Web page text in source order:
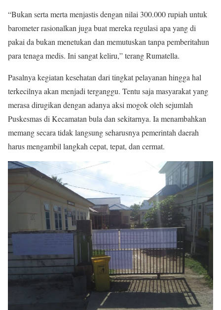
“Bukan serta merta menjastis dengan nilai 300.000 rupiah untuk
barometer rasionalkan juga buat mereka regulasi apa yang di
pakai da bukan menetukan dan memutuskan tanpa pemberitahun
para tenaga medis. Ini sangat keliru,” terang Rumatella.
Pasalnya kegiatan kesehatan dari tingkat pelayanan hingga hal
terkecilnya akan menjadi terganggu. Tentu saja masyarakat yang
merasa dirugikan dengan adanya aksi mogok oleh sejumlah
Puskesmas di Kecamatan bula dan sekitarnya. Ia menambahkan
memang secara tidak langsung seharusnya pemerintah daerah
harus mengambil langkah cepat, tepat, dan cermat.